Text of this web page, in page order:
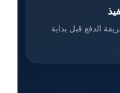
الدفع قبل بداية